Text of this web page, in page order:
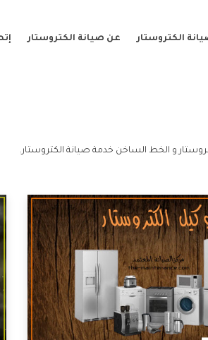
الكتروستار عن صيانة الكتروستار
و الخط الساخن خدمة صيانة الكتروستار.